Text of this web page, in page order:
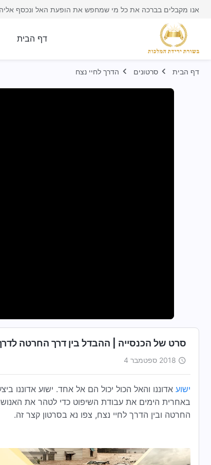
אנו מקבלים בברכה את כל מי שמחפש את הופעת האל ונכסף
דף הבית
דף הבית סרטונים הדרך לחיי נצח
סרט של הכנסייה | ההבדל בין דרך החרטה
2018 ספטמבר 4
ישוע אדוננו והאל הכול יכול הם אל אחד. ישוע אדוננו
באחרית הימים את עבודת השיפוט כדי לטהר את
החרטה ובין הדרך לחיי נצח, צפו נא בסרטון קצר זה.